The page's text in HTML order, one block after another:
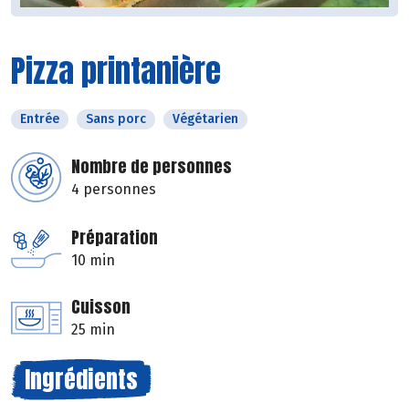
Pizza printanière
Entrée Sans porc Végétarien
Nombre de personnes
4 personnes
Préparation
10 min
Cuisson
25 min
Ingrédients